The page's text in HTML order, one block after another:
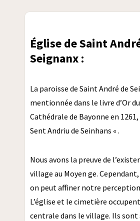
Église de Saint
Seignanx :
La paroisse de Saint André de
mentionnée dans le livre d’Or
Cathédrale de Bayonne en
Sent Andriu de Seinhans « .
Nous avons la preuve de
village au Moyen ge. Cependant,
on peut affiner notre perception
L’église et le cimetière
centrale dans le village. Ils sont